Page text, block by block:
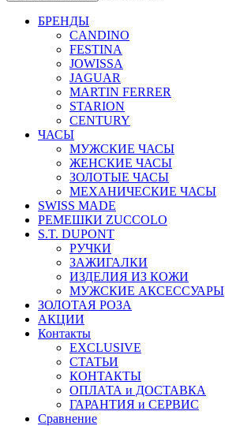
БРЕНДЫ
CANDINO
FESTINA
JOWISSA
JAGUAR
MARTIN FERRER
STARION
CENTURY
ЧАСЫ
МУЖСКИЕ ЧАСЫ
ЖЕНСКИЕ ЧАСЫ
ЗОЛОТЫЕ ЧАСЫ
МЕХАНИЧЕСКИЕ ЧАСЫ
SWISS MADE
РЕМЕШКИ ZUCCOLO
S.T. DUPONT
РУЧКИ
ЗАЖИГАЛКИ
ИЗДЕЛИЯ ИЗ КОЖИ
МУЖСКИЕ АКСЕССУАРЫ
ЗОЛОТАЯ РОЗА
АКЦИИ
Контакты
EXCLUSIVE
СТАТЬИ
КОНТАКТЫ
ОПЛАТА и ДОСТАВКА
ГАРАНТИЯ и СЕРВИС
Сравнение